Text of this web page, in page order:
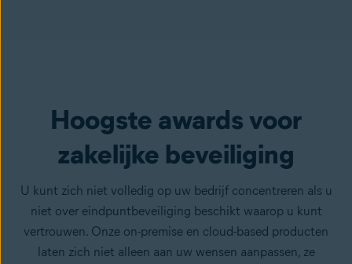
Hoogste awards voor
zakelijke beveiliging
U kunt zich niet volledig op uw bedrijf concentreren als u
niet over eindpuntbeveiliging beschikt waarop u kunt
vertrouwen. Onze on-premise en cloud-based producten
laten zich niet alleen aan uw wensen aanpassen, ze